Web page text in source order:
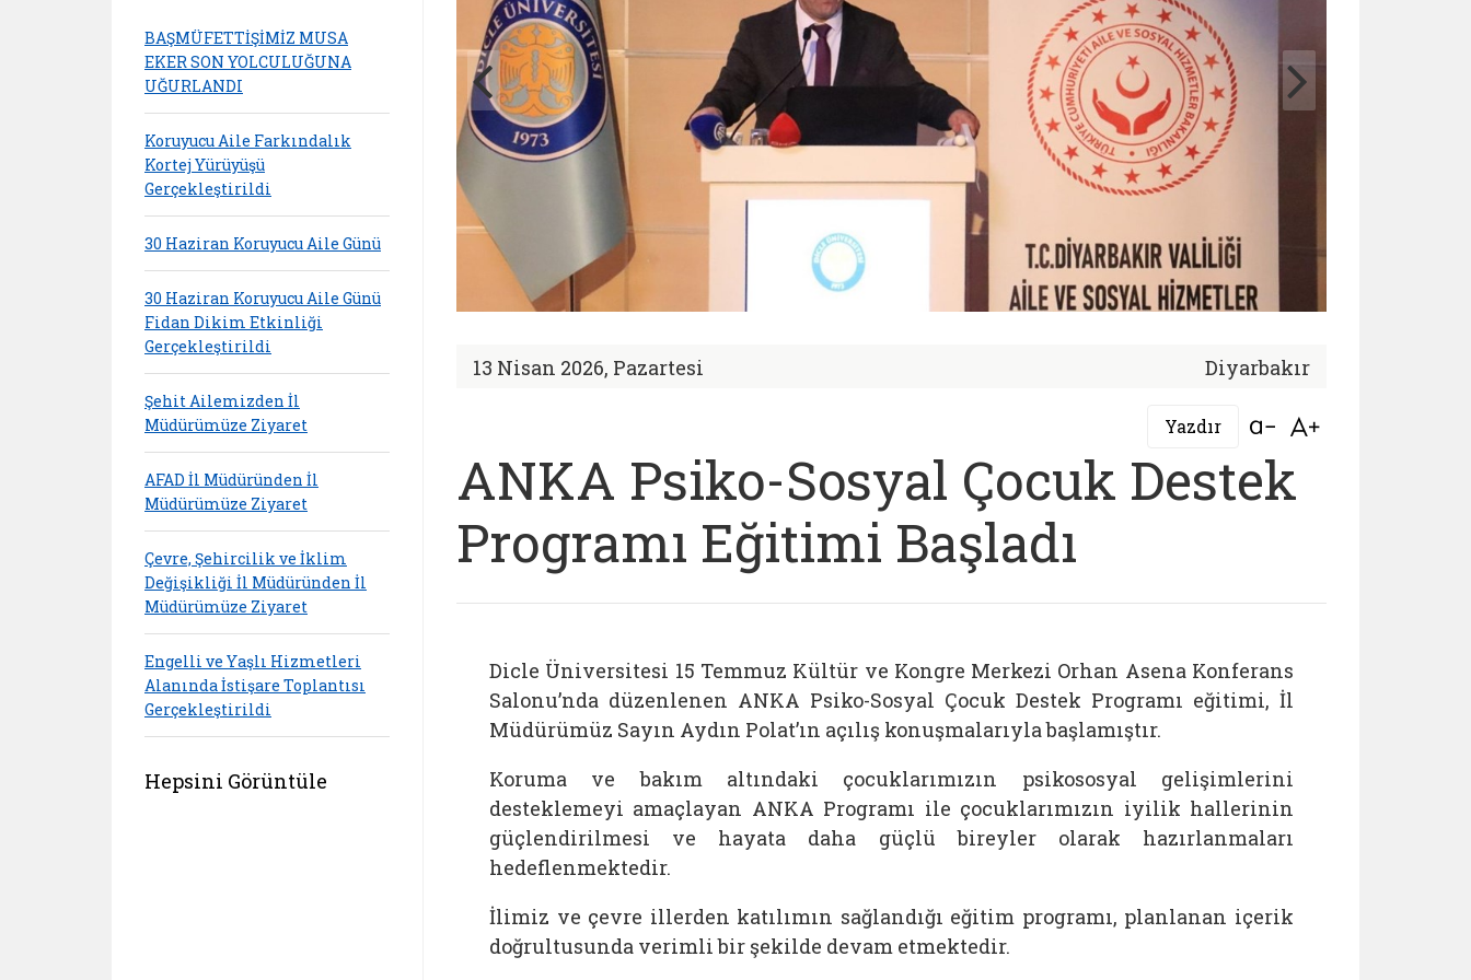
13 Nisan 2026, Pazartesi Diyarbakır
Yazdır Bağlantıyı aç
ANKA Psiko-Sosyal Çocuk Destek
Programı Eğitimi Başladı
Dicle Üniversitesi 15 Temmuz Kültür ve Kongre Merkezi Orhan Asena Konferans
Salonu’nda düzenlenen ANKA Psiko-Sosyal Çocuk Destek Programı eğitimi, İl
Müdürümüz Sayın Aydın Polat’ın açılış konuşmalarıyla başlamıştır.
Koruma ve bakım altındaki çocuklarımızın psikososyal gelişimlerini
desteklemeyi amaçlayan ANKA Programı ile çocuklarımızın iyilik hallerinin
güçlendirilmesi ve hayata daha güçlü bireyler olarak hazırlanmaları
hedeflenmektedir.
İlimiz ve çevre illerden katılımın sağlandığı eğitim programı, planlanan içerik
doğrultusunda verimli bir şekilde devam etmektedir.
BAŞMÜFETTİŞİMİZ MUSA
EKER SON YOLCULUĞUNA
UĞURLANDI
Koruyucu Aile Farkındalık
Kortej Yürüyüşü
Gerçekleştirildi
30 Haziran Koruyucu Aile Günü
30 Haziran Koruyucu Aile Günü
Fidan Dikim Etkinliği
Gerçekleştirildi
Şehit Ailemizden İl
Müdürümüze Ziyaret
AFAD İl Müdüründen İl
Müdürümüze Ziyaret
Çevre, Şehircilik ve İklim
Değişikliği İl Müdüründen İl
Müdürümüze Ziyaret
Engelli ve Yaşlı Hizmetleri
Alanında İstişare Toplantısı
Gerçekleştirildi
Hepsini Görüntüle